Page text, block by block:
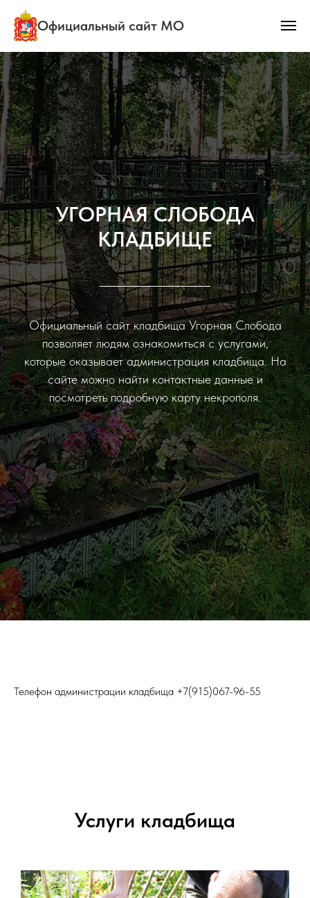
Официальный сайт МО
УГОРНАЯ СЛОБОДА
КЛАДБИЩЕ
Официальный сайт кладбища Угорная Слобода
позволяет людям ознакомиться с услугами,
которые оказывает администрация кладбища. На
сайте можно найти контактные данные и
посмотреть подробную карту некрополя.
Телефон администрации кладбища +7(915)067-96-55
Услуги кладбища